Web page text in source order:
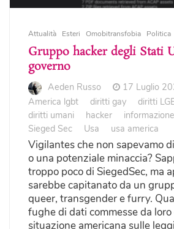
Attualità Esteri Omobitransfobia Politica
Gruppo hacker degli Stati
governo
Aeden Russo 17 Luglio
America lgbt
diritti gay
diritti
diritti umani
hacker
Sieged Sec
Usa usa america
Vigilantes che non sapevamo
o una potenziale minaccia?
troppo poco di SiegedSec, ma
sarebbe capitanato da un
queer, transgender e furry.
fughe di dati commesse da
situazione americana sulle